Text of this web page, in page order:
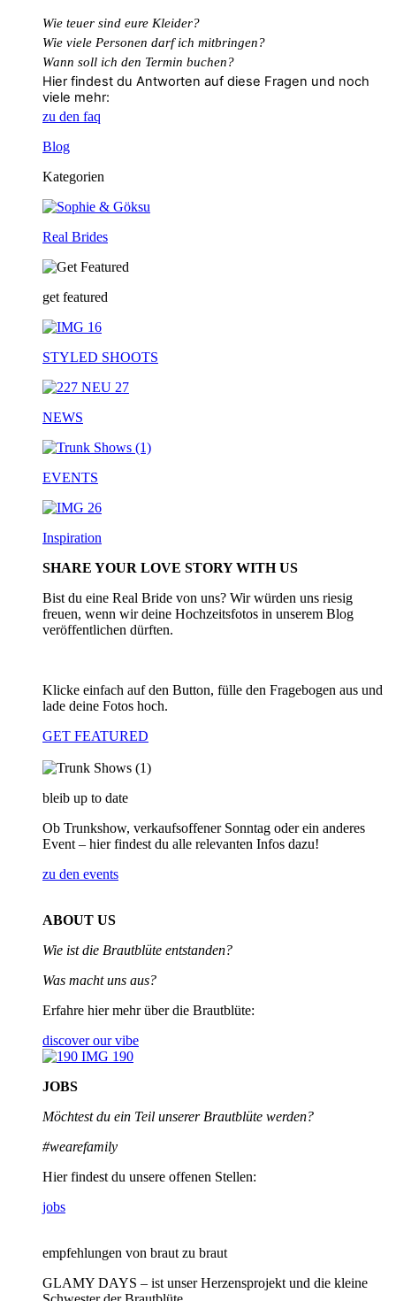
Wie teuer sind eure Kleider?
Wie viele Personen darf ich mitbringen?
Wann soll ich den Termin buchen?
Hier findest du Antworten auf diese Fragen und noch
viele mehr:
zu den faq
Blog
Kategorien
Real Brides
get featured
STYLED SHOOTS
NEWS
EVENTS
Inspiration
SHARE YOUR LOVE STORY WITH US
Bist du eine Real Bride von uns? Wir würden uns riesig
freuen, wenn wir deine Hochzeitsfotos in unserem Blog
veröffentlichen dürften.
Klicke einfach auf den Button, fülle den Fragebogen aus und
lade deine Fotos hoch.
GET FEATURED
bleib up to date
Ob Trunkshow, verkaufsoffener Sonntag oder ein anderes
Event – hier findest du alle relevanten Infos dazu!
zu den events
ABOUT US
Wie ist die Brautblüte entstanden?
Was macht uns aus?
Erfahre hier mehr über die Brautblüte:
discover our vibe
JOBS
Möchtest du ein Teil unsererBrautblüte werden?
#wearefamily
Hier findest du unsere offenen Stellen:
jobs
empfehlungen von braut zu braut
GLAMY DAYS – ist unser Herzensprojekt und die kleine